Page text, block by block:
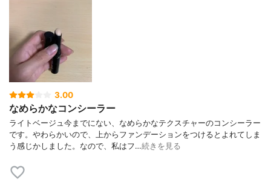
3.00
なめらかなコンシーラー
ライトベージュ今までにない、なめらかなテクスチャーのコンシーラー
です。やわらかいので、上からファンデーションをつけるとよれてしま
う感じかしました。なので、私はフ…続きを見る